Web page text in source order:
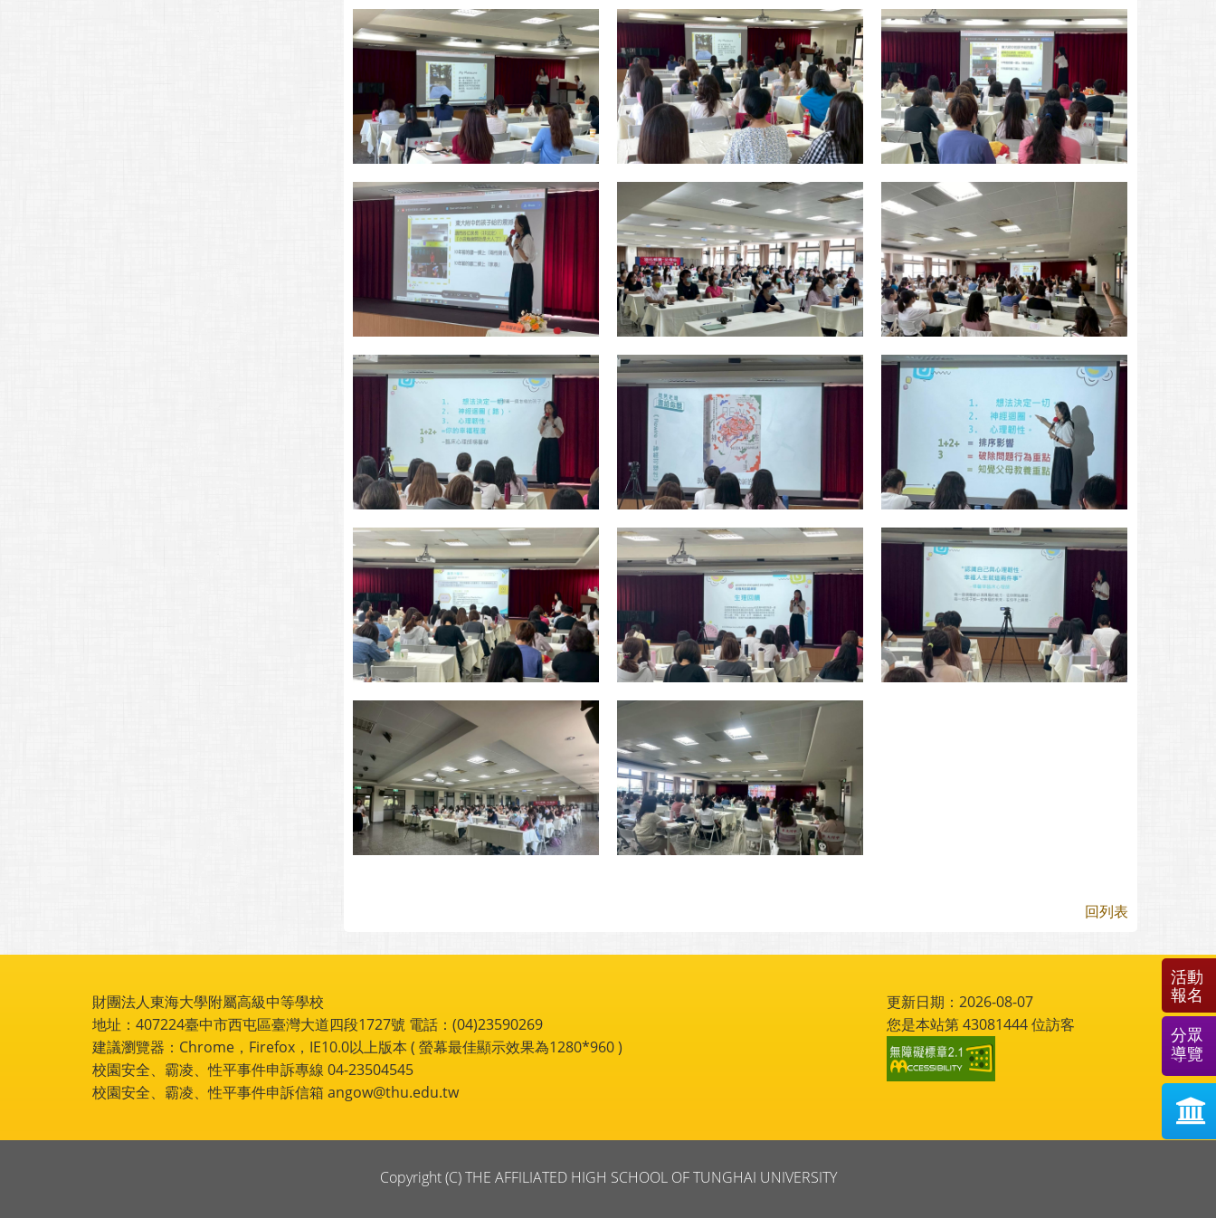
回列表
財團法人東海大學附屬高級中等學校
地址：407224臺中市西屯區臺灣大道四段1727號 電話：(04)23590269
建議瀏覽器：Chrome，Firefox，IE10.0以上版本 ( 螢幕最佳顯示效果為1280*960 )
校園安全、霸凌、性平事件申訴專線 04-23504545
校園安全、霸凌、性平事件申訴信箱 angow@thu.edu.tw
更新日期：2026-08-07
您是本站第43081444位訪客
Copyright (C) THE AFFILIATED HIGH SCHOOL OF TUNGHAI UNIVERSITY
活動
報名
分眾
導覽